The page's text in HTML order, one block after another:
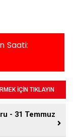
Saati:
İÇİN TIKLAYIN
- 31 Temmuz